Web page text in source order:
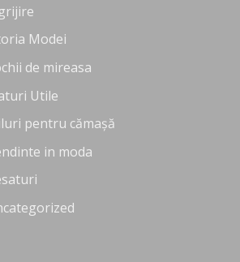
Modei
de mireasa
Utile
pentru cămașă
in moda